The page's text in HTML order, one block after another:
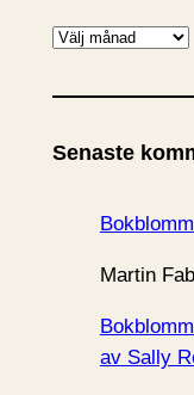
A
k
v
Senaste
Martin
av Sally